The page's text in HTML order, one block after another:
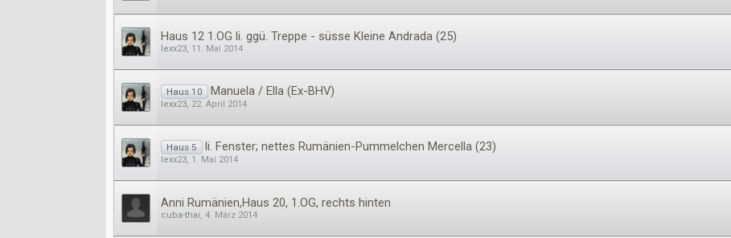
Haus 12 1.OG li. ggü. Treppe - süsse Kleine Andrada (25)
lexx23, 11. Mai 2014
Haus 10 Manuela / Ella (Ex-BHV)
lexx23, 22. April 2014
Haus 5 li. Fenster; nettes Rumänien-Pummelchen Mercella (23)
lexx23, 1. Mai 2014
Anni Rumänien,Haus 20, 1.OG, rechts hinten
cuba-thai, 4. März 2014